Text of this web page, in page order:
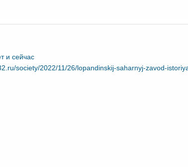
и сейчас
society/2022/11/26/lopandinskij-saharnyj-zavod-